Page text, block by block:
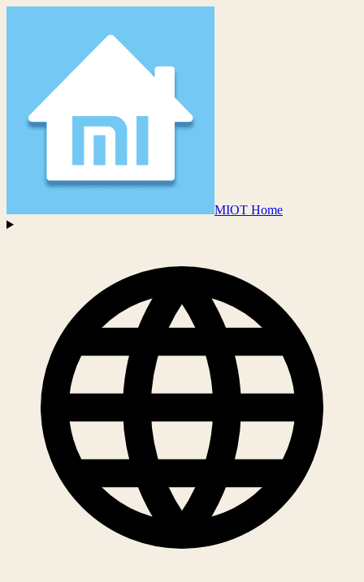
MIOT Home